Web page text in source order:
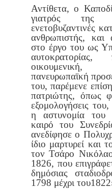
Αντίθετα, ο
γιατρός της
ενετοβυζαντινές
ανθρωπιστής, και
στο έργο του ως
αυτοκρατορίας,
πανευρωπαϊκή
του, παρέμενε
πατριώτης, όπως
εξομολογήσεις
η αστυνομία
καιρό του
ανεδίφησε ο
ίδιο μαρτυρεί και
τον Τσάρο
1826, που
δημόσιας
1798 μέχρι του